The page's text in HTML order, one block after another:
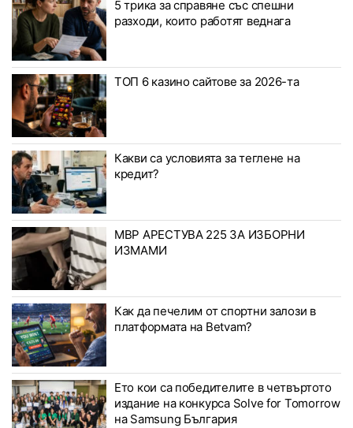
5 трика за справяне със спешни
разходи, които работят веднага
ТОП 6 казино сайтове за 2026-та
Какви са условията за теглене на
кредит?
МВР АРЕСТУВА 225 ЗА ИЗБОРНИ
ИЗМАМИ
Как да печелим от спортни залози в
платформата на Betvam?
Ето кои са победителите в четвъртото
издание на конкурса Solve for Tomorrow
на Samsung България